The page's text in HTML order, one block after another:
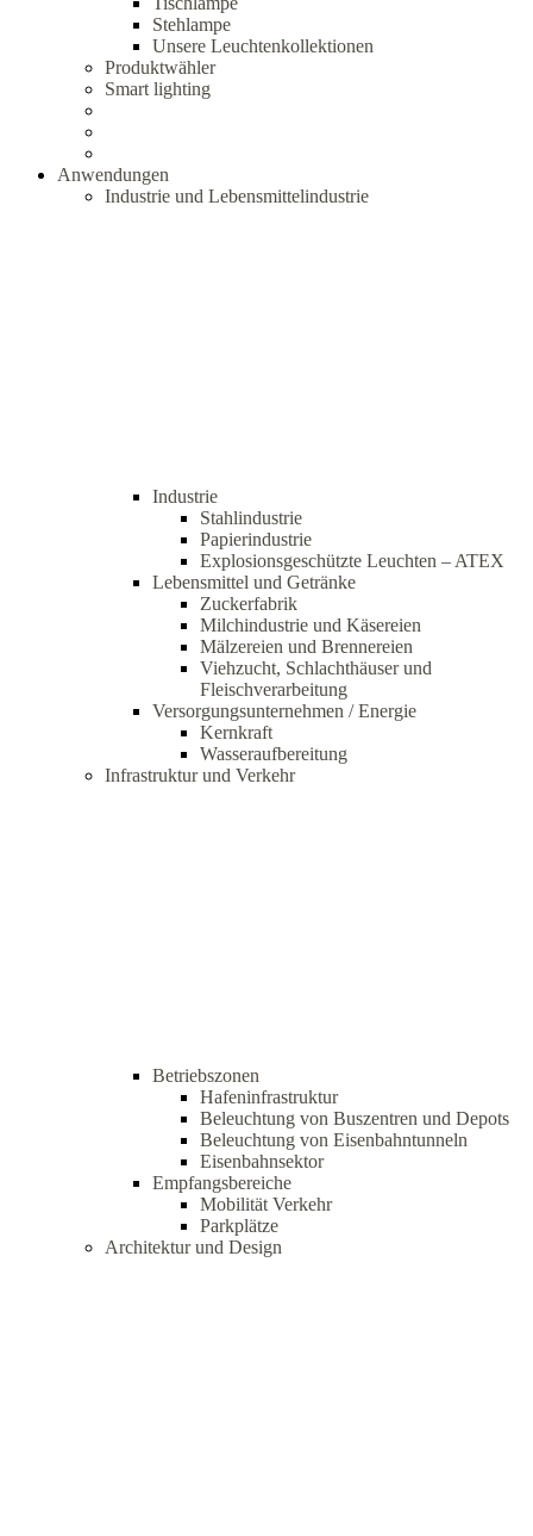
Stehlampe
Unsere Leuchtenkollektionen
Produktwähler
Smart lighting
Anwendungen
Industrie und Lebensmittelindustrie
Industrie
Stahlindustrie
Papierindustrie
Explosionsgeschützte Leuchten – ATEX
Lebensmittel und Getränke
Zuckerfabrik
Milchindustrie und Käsereien
Mälzereien und Brennereien
Viehzucht, Schlachthäuser und
Fleischverarbeitung
Versorgungsunternehmen / Energie
Kernkraft
Wasseraufbereitung
Infrastruktur und Verkehr
Betriebszonen
Hafeninfrastruktur
Beleuchtung von Buszentren und Depots
Beleuchtung von Eisenbahntunneln
Eisenbahnsektor
Empfangsbereiche
Mobilität Verkehr
Parkplätze
Architektur und Design